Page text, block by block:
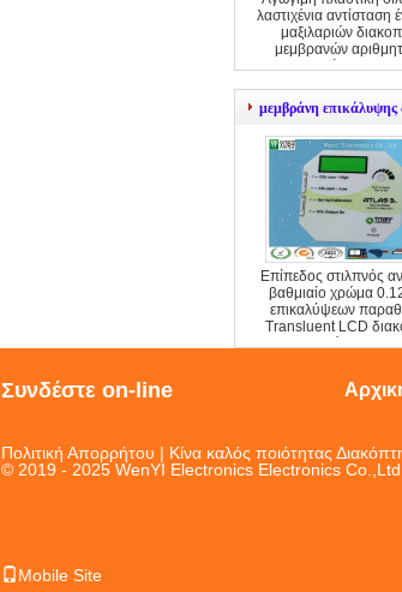
λαστιχένια αντίσταση
μαξιλαριών
μεμβρανών
πληκτρολογίων
μεμβράνη επικάλυψης
Επίπεδος στιλπνός
βαθμιαίο χρώμα
επικαλύψεων
Transluent LCD
μεμβρανών
Συνδέστε on-line
Πολιτική Απορρήτου | Κίνα καλός ποιότητας
© 2019 - 2025 WenYI Electronics Electronics
Mobile Site